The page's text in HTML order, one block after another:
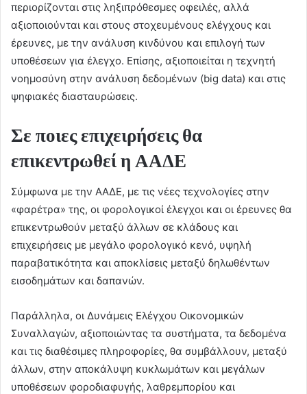
περιορίζονται στις ληξιπρόθεσμες οφειλές, αλλά
αξιοποιούνται και στους στοχευμένους ελέγχους και
έρευνες, με την ανάλυση κινδύνου και επιλογή των
υποθέσεων για έλεγχο. Επίσης, αξιοποιείται η τεχνητή
νοημοσύνη στην ανάλυση δεδομένων (big data) και στις
ψηφιακές διασταυρώσεις.
Σε ποιες επιχειρήσεις θα
επικεντρωθεί η ΑΑΔΕ
Σύμφωνα με την ΑΑΔΕ, με τις νέες τεχνολογίες στην
«φαρέτρα» της, οι φορολογικοί έλεγχοι και οι έρευνες θα
επικεντρωθούν μεταξύ άλλων σε κλάδους και
επιχειρήσεις με μεγάλο φορολογικό κενό, υψηλή
παραβατικότητα και αποκλίσεις μεταξύ δηλωθέντων
εισοδημάτων και δαπανών.
Παράλληλα, οι Δυνάμεις Ελέγχου Οικονομικών
Συναλλαγών, αξιοποιώντας τα συστήματα, τα δεδομένα
και τις διαθέσιμες πληροφορίες, θα συμβάλλουν, μεταξύ
άλλων, στην αποκάλυψη κυκλωμάτων και μεγάλων
υποθέσεων φοροδιαφυγής, λαθρεμπορίου και